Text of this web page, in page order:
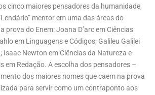
cinco maiores pensadores da humanidade,
mentor em uma das áreas do
prova do Enem: Joana D’arc em Ciências
em Linguagens e Códigos; Galileu Galilei
Isaac Newton em Ciências da Natureza e
em Redação. A escolha dos pensadores –
dos maiores nomes que caem na prova
para servir como um contraponto aos